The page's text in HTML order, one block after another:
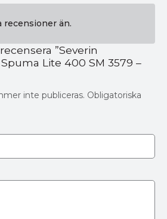
recensioner än.
”Severin
Lite 400 SM 3579 –
inte publiceras. Obligatoriska